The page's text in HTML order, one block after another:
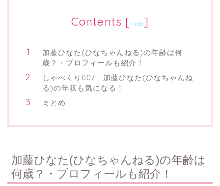
Contents [hide]
加藤ひなた(ひなちゃんねる)の年齢は何
歳？・プロフィールも紹介！
しゃべくり007｜加藤ひなた(ひなちゃんね
る)の年収も気になる！
まとめ
加藤ひなた(ひなちゃんねる)の年齢は
何歳？・プロフィールも紹介！